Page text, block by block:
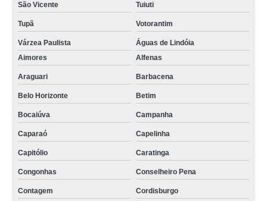
São Vicente Tuiuti
Tupã Votorantim
Várzea Paulista
Águas de Lindóia
Aimores
Alfenas
Araguari Barbacena
Belo Horizonte Betim
Bocaiúva Campanha
Caparaó Capelinha
Capitólio Caratinga
Congonhas Conselheiro Pena
Contagem Cordisburgo